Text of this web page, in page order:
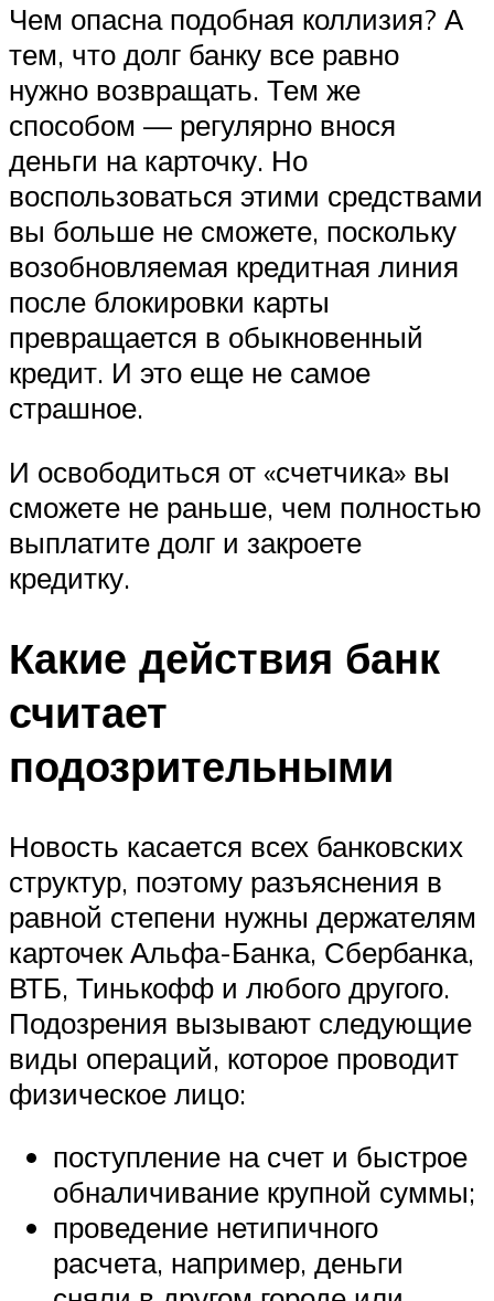
Чем опасна подобная коллизия? А
тем, что долг банку все равно
нужно возвращать. Тем же
способом — регулярно внося
деньги на карточку. Но
воспользоваться этими средствами
вы больше не сможете, поскольку
возобновляемая кредитная линия
после блокировки карты
превращается в обыкновенный
кредит. И это еще не самое
страшное.
И освободиться от «счетчика» вы
сможете не раньше, чем полностью
выплатите долг и закроете
кредитку.
Какие действия банк
считает
подозрительными
Новость касается всех банковских
структур, поэтому разъяснения в
равной степени нужны держателям
карточек Альфа-Банка, Сбербанка,
ВТБ, Тинькофф и любого другого.
Подозрения вызывают следующие
виды операций, которое проводит
физическое лицо:
поступление на счет и быстрое
обналичивание крупной суммы;
проведение нетипичного
расчета, например, деньги